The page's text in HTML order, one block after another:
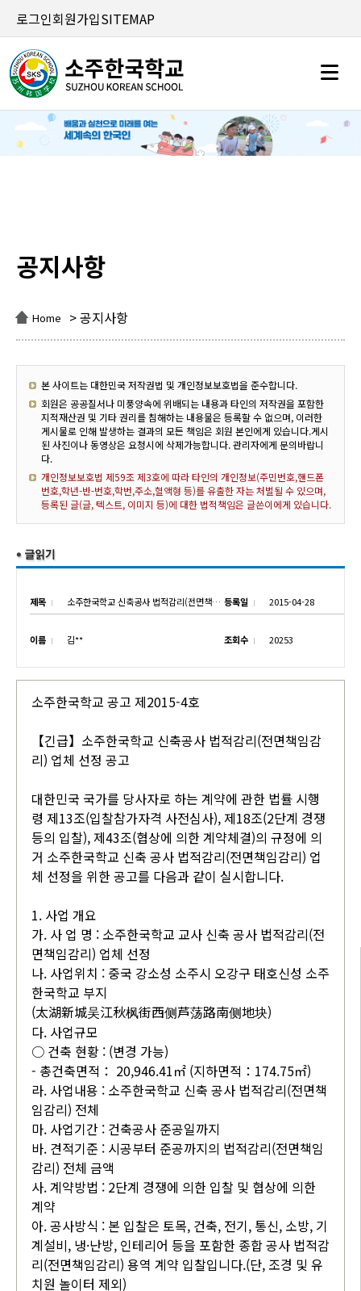
로그인회원가입SITEMAP
공지사항
Home > 공지사항
본 사이트는 대한민국 저작권법 및 개인정보보호법을 준수합니다.
회원은 공공질서나 미풍양속에 위배되는 내용과 타인의 저작권을 포함한
지적재산권 및 기타 권리를 침해하는 내용물은 등록할 수 없으며, 이러한
게시물로 인해 발생하는 결과의 모든 책임은 회원 본인에게 있습니다.게시
된 사진이나 동영상은 요청시에 삭제가능합니다. 관리자에게 문의바랍니
다.
개인정보보호법 제59조 제3호에 따라 타인의 개인정보(주민번호,핸드폰
번호,학년-반-번호,학번,주소,혈액형 등)를 유출한 자는 처벌될 수 있으며,
등록된 글(글, 텍스트, 이미지 등)에 대한 법적책임은 글쓴이에게 있습니다.
제목 소주한국학교 신축공사 법적감리(전면책임감리) 업체 선정 공고 등록일 2015-04-28
이름 김** 조회수 20253
소주한국학교 공고 제2015-4호
【긴급】소주한국학교 신축공사 법적감리(전면책임감
리) 업체 선정 공고
대한민국 국가를 당사자로 하는 계약에 관한 법률 시행
령 제13조(입찰참가자격 사전심사), 제18조(2단계 경쟁
등의 입찰), 제43조(협상에 의한 계약체결)의 규정에 의
거 소주한국학교 신축 공사 법적감리(전면책임감리) 업
체 선정을 위한 공고를 다음과 같이 실시합니다.
1. 사업 개요
가. 사 업 명 : 소주한국학교 교사 신축 공사 법적감리(전
면책임감리) 업체 선정
나. 사업위치 : 중국 강소성 소주시 오강구 태호신성 소주
한국학교 부지
(太湖新城吴江秋枫街西侧芦荡路南侧地块)
다. 사업규모
○ 건축 현황 : (변경 가능)
- 총건축면적： 20,946.41㎡ (지하면적：174.75㎡)
라. 사업내용 : 소주한국학교 신축 공사 법적감리(전면책
임감리) 전체
마. 사업기간 : 건축공사 준공일까지
바. 견적기준 : 시공부터 준공까지의 법적감리(전면책임
감리) 전체 금액
사. 계약방법 : 2단계 경쟁에 의한 입찰 및 협상에 의한
계약
아. 공사방식 : 본 입찰은 토목, 건축, 전기, 통신, 소방, 기
계설비, 냉·난방, 인테리어 등을 포함한 종합 공사 법적감
리(전면책임감리) 용역 계약 입찰입니다.(단, 조경 및 유
치원 놀이터 제외)